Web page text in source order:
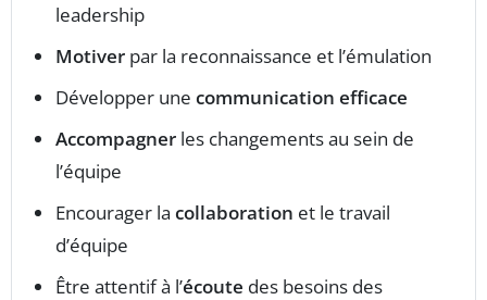
leadership
Motiver par la reconnaissance et l’émulation
Développer une communication efficace
Accompagner les changements au sein de
l’équipe
Encourager la collaboration et le travail
d’équipe
Être attentif à l’écoute des besoins des